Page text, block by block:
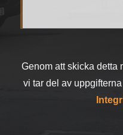
Genom att skicka detta
vi tar del av